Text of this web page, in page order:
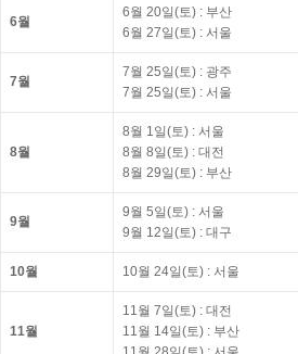
6월
6월 20일(토) : 부산
6월 27일(토) : 서울
7월
7월 25일(토) : 광주
7월 25일(토) : 서울
8월
8월 1일(토) : 서울
8월 8일(토) : 대전
8월 29일(토) : 부산
9월
9월 5일(토) : 서울
9월 12일(토) : 대구
10월 10월 24일(토) : 서울
11월
11월 7일(토) : 대전
11월 14일(토) : 부산